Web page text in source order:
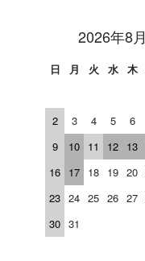
2026年8月
日 月 火 水 木
2
3 4 5 6
9
10 11 12 13
16 17 18 19 20
23 24 25 26 27
30 31